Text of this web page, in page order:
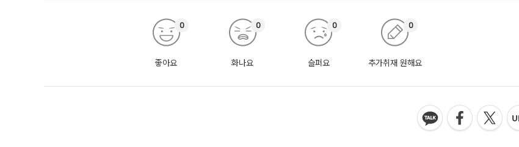
좋아요
0
화나요
0
슬퍼요
0
추가취재 원해요
0